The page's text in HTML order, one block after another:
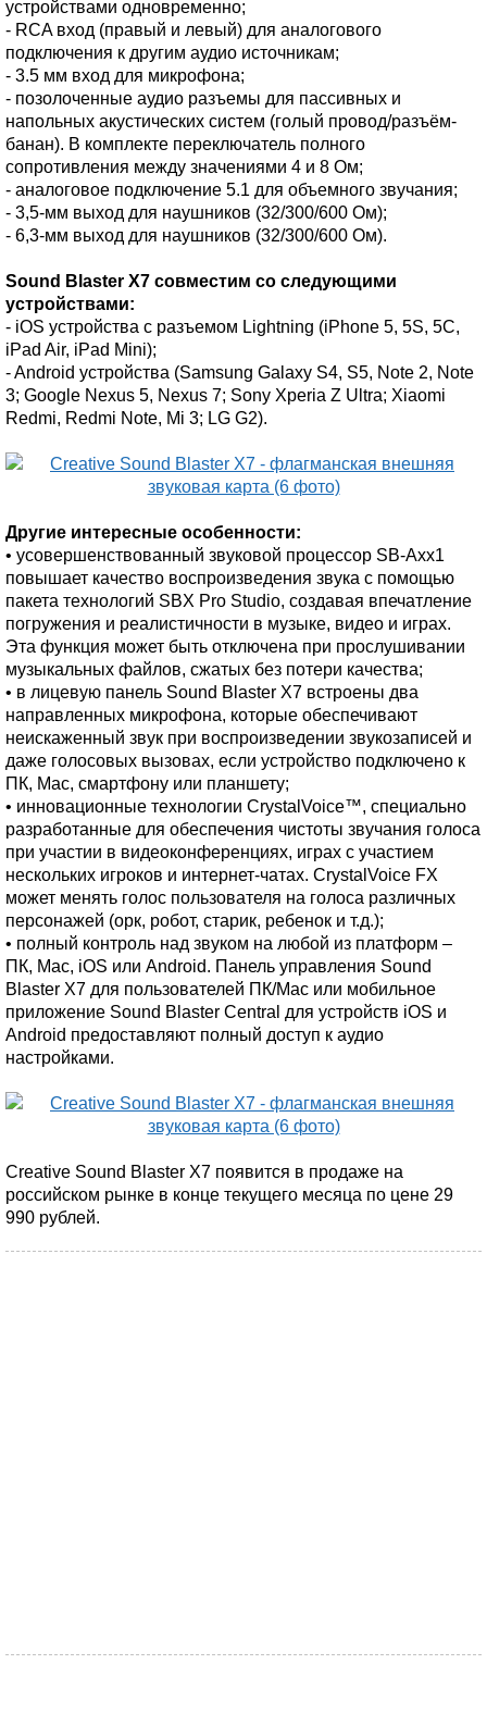
устройствами одновременно;
- RCA вход (правый и левый) для аналогового
подключения к другим аудио источникам;
- 3.5 мм вход для микрофона;
- позолоченные аудио разъемы для пассивных и
напольных акустических систем (голый провод/разъём-
банан). В комплекте переключатель полного
сопротивления между значениями 4 и 8 Ом;
- аналоговое подключение 5.1 для объемного звучания;
- 3,5-мм выход для наушников (32/300/600 Ом);
- 6,3-мм выход для наушников (32/300/600 Ом).
Sound Blaster X7 совместим со следующими
устройствами:
- iOS устройства с разъемом Lightning (iPhone 5, 5S, 5C,
iPad Air, iPad Mini);
- Android устройства (Samsung Galaxy S4, S5, Note 2, Note
3; Google Nexus 5, Nexus 7; Sony Xperia Z Ultra; Xiaomi
Redmi, Redmi Note, Mi 3; LG G2).
Другие интересные особенности:
• усовершенствованный звуковой процессор SB-Axx1
повышает качество воспроизведения звука с помощью
пакета технологий SBX Pro Studio, создавая впечатление
погружения и реалистичности в музыке, видео и играх.
Эта функция может быть отключена при прослушивании
музыкальных файлов, сжатых без потери качества;
• в лицевую панель Sound Blaster X7 встроены два
направленных микрофона, которые обеспечивают
неискаженный звук при воспроизведении звукозаписей и
даже голосовых вызовах, если устройство подключено к
ПК, Mac, смартфону или планшету;
• инновационные технологии CrystalVoice™, специально
разработанные для обеспечения чистоты звучания голоса
при участии в видеоконференциях, играх с участием
нескольких игроков и интернет-чатах. CrystalVoice FX
может менять голос пользователя на голоса различных
персонажей (орк, робот, старик, ребенок и т.д.);
• полный контроль над звуком на любой из платформ –
ПК, Mac, iOS или Android. Панель управления Sound
Blaster X7 для пользователей ПК/Mac или мобильное
приложение Sound Blaster Central для устройств iOS и
Android предоставляют полный доступ к аудио
настройками.
Creative Sound Blaster X7 появится в продаже на
российском рынке в конце текущего месяца по цене 29
990 рублей.